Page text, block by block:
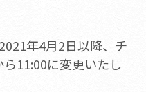
年4月2日以降、チ
11:00に変更いたし